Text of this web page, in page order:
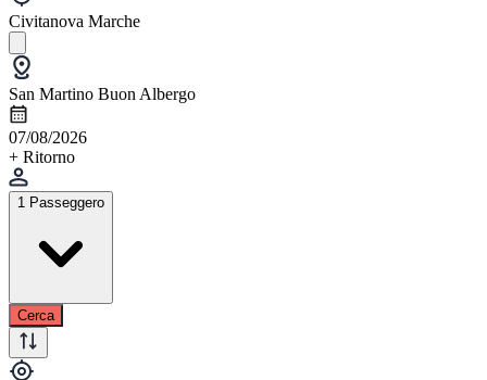
Civitanova Marche
San Martino Buon Albergo
07/08/2026
+ Ritorno
1 Passeggero
Cerca